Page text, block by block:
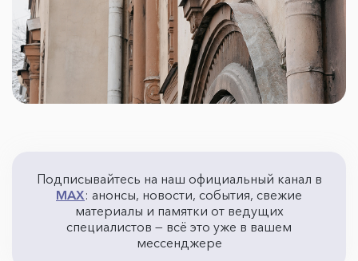
Подписывайтесь на наш официальный канал в
MAX: анонсы, новости, события, свежие
материалы и памятки от ведущих
специалистов — всё это уже в вашем
мессенджере